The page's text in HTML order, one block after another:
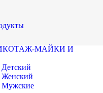
МАЙКИ И
Женский
Мужские